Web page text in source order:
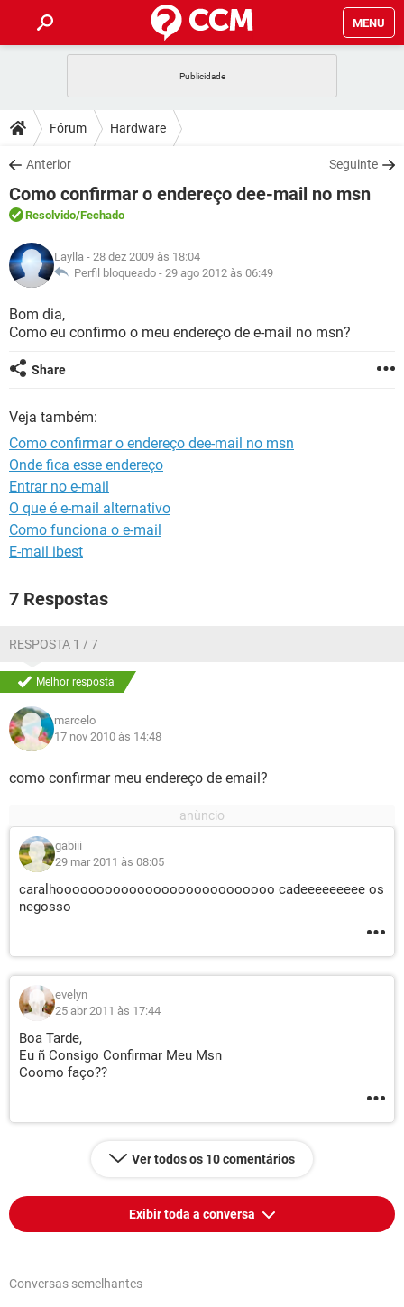
MENU
CELULAR
OUTLOOK
INSTAGRAM GMAIL
GUIA DE COMPRAS
DICAS
JOGOS
OUTLOOK
INSTAGRAM
GUIA DE COMPRAS
DOWNLOADS
JOGOS WHATSAPP
CELULAR
OUTLOOK
INSTAGRAM
GUIA DE COMPRAS
FÓRUM
JOGOS
CELULAR FACEBOOK
INSTAGRAM GMAIL
GUIA DE COMPRAS
GLOSSÁRIO
JOGOS
CELULAR
INSTAGRAM
GUIA DE COMPRAS
Fórum Hardware
Anterior Seguinte
Como confirmar o endereço dee-mail no msn
Resolvido/Fechado
Laylla - 28 dez 2009 às 18:04
Perfil bloqueado - 29 ago 2012 às 06:49
Bom dia,
Como eu confirmo o meu endereço de e-mail no msn?
Share
Veja também:
Como confirmar o endereço dee-mail no msn
Onde fica esse endereço
Entrar no e-mail
O que é e-mail alternativo
Como funciona o e-mail
E-mail ibest
7 Respostas
RESPOSTA 1 / 7
Melhor resposta
marcelo
17 nov 2010 às 14:48
como confirmar meu endereço de email?
gabiii
29 mar 2011 às 08:05
caralhooooooooooooooooooooooooooo cadeeeeeeeee os
negosso
evelyn
25 abr 2011 às 17:44
Boa Tarde,
Eu ñ Consigo Confirmar Meu Msn
Coomo faço??
Ver todos os 10 comentários
Exibir toda a conversa
Conversas semelhantes